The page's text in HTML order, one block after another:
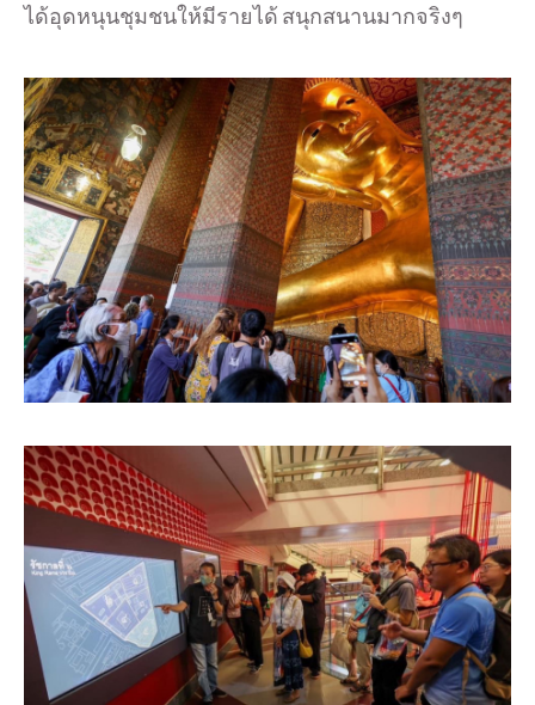
ได้อุดหนุนชุมชนให้มีรายได้ สนุกสนานมากจริงๆ